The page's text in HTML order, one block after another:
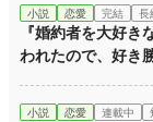
小説 恋愛 完結 長
『婚約者を大好
われたので、好き
小説 恋愛 連載中